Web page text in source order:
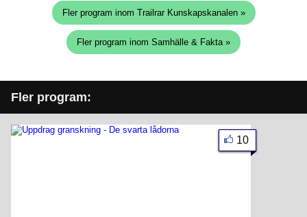
Fler program inom Trailrar Kunskapskanalen »
Fler program inom Samhälle & Fakta »
Fler program:
10